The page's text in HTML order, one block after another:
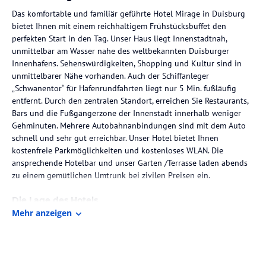
Das komfortable und familiär geführte Hotel Mirage in Duisburg
bietet Ihnen mit einem reichhaltigem Frühstücksbuffet den
perfekten Start in den Tag. Unser Haus liegt Innenstadtnah,
unmittelbar am Wasser nahe des weltbekannten Duisburger
Innenhafens. Sehenswürdigkeiten, Shopping und Kultur sind in
unmittelbarer Nähe vorhanden. Auch der Schiffanleger
„Schwanentor“ für Hafenrundfahrten liegt nur 5 Min. fußläufig
entfernt. Durch den zentralen Standort, erreichen Sie Restaurants,
Bars und die Fußgängerzone der Innenstadt innerhalb weniger
Gehminuten. Mehrere Autobahnanbindungen sind mit dem Auto
schnell und sehr gut erreichbar. Unser Hotel bietet Ihnen
kostenfreie Parkmöglichkeiten und kostenloses WLAN. Die
ansprechende Hotelbar und unser Garten /Terrasse laden abends
zu einem gemütlichen Umtrunk bei zivilen Preisen ein.
Die Lage des Hotels
Durch den zentralen Standort, erreichen Sie Restaurants, Bars und
Mehr anzeigen